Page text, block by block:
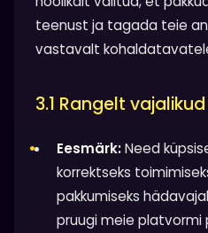
teenust ja tagada teie
vastavalt
3.1 Rangelt
Eesmärk:Need
korrektseks
pakkumiseks
pruugi meie platvormi